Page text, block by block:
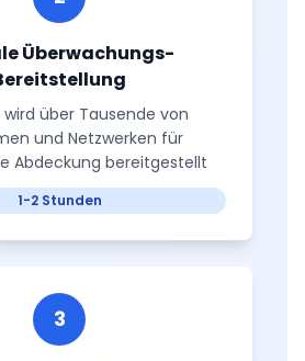
Überwachungs-
über Tausende von
und Netzwerken für
Abdeckung bereitgestellt
1-2 Stunden
3